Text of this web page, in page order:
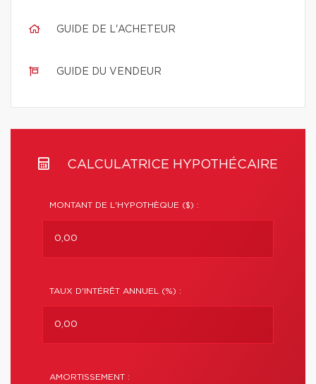
GUIDE DE L'ACHETEUR
GUIDE DU VENDEUR
CALCULATRICE HYPOTHÉCAIRE
MONTANT DE L'HYPOTHÈQUE ($) :
TAUX D'INTÉRÊT ANNUEL (%) :
AMORTISSEMENT :